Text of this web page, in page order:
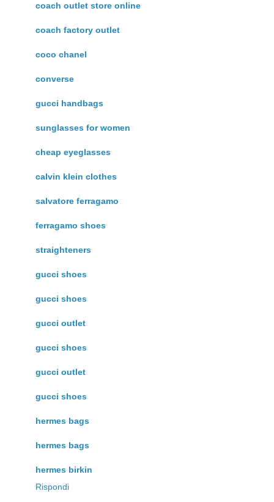
coach outlet store online
coach factory outlet
coco chanel
converse
gucci handbags
sunglasses for women
cheap eyeglasses
calvin klein clothes
salvatore ferragamo
ferragamo shoes
straighteners
gucci shoes
gucci shoes
gucci outlet
gucci shoes
gucci outlet
gucci shoes
hermes bags
hermes bags
hermes birkin
Rispondi